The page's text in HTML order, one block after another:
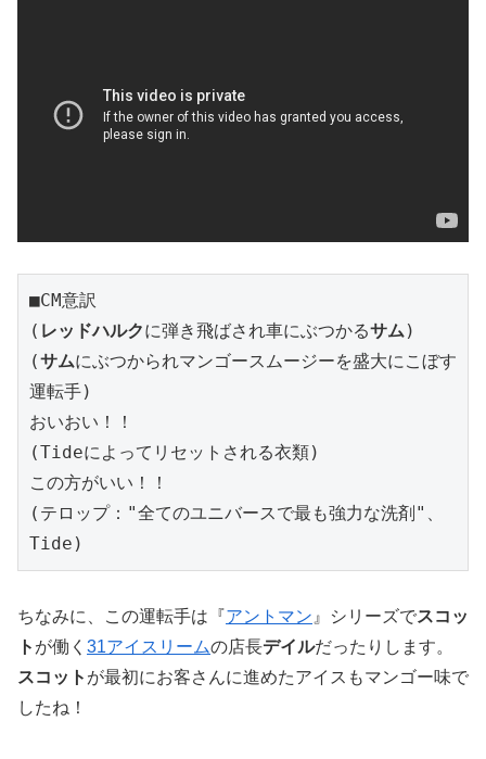
■CM意訳
( レッドハルクに弾き飛ばされ車にぶつかるサム )
(サムにぶつかられマンゴースムージーを盛大にこぼす
運転手)
おいおい！！
(Tideによってリセットされる衣類)
この方がいい！！
(テロップ："全てのユニバースで最も強力な洗剤"、
Tide)
ちなみに、この運転手は『 アントマン』シリーズでスコッ
ト が働く 31アイスリームの店長デイルだったりします。
スコット が最初にお客さんに進めたアイスもマンゴー味で
したね！